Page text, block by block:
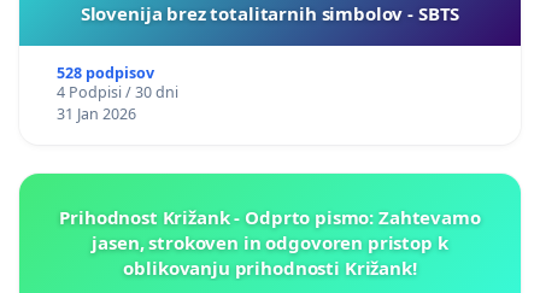
Slovenija brez totalitarnih simbolov - SBTS
528 podpisov
4 Podpisi / 30 dni
31 Jan 2026
Prihodnost Križank - Odprto pismo: Zahtevamo
jasen, strokoven in odgovoren pristop k
oblikovanju prihodnosti Križank!